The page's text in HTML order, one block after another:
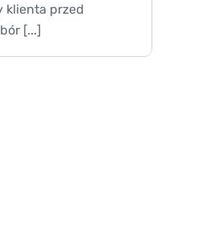
klienta przed
[...]